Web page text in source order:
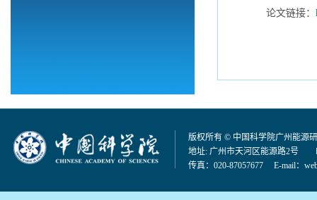
论文链接：
版权所有 © 中国科学院广州能源
地址: 广州市天河区能源路2号
传真：020-87057677 E-mail：